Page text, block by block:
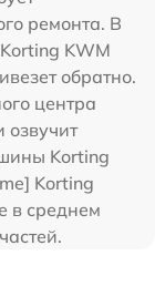
ремонта. В
KWM
обратно.
центра
озвучит
Korting
Korting
в среднем